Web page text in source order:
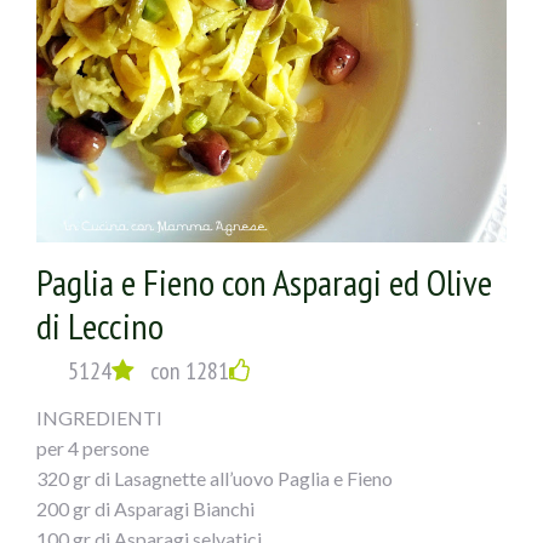
Paglia e Fieno con Asparagi ed Olive
di Leccino
5124 con 1281
INGREDIENTI
per 4 persone
320 gr di Lasagnette all’uovo Paglia e Fieno
200 gr di Asparagi Bianchi